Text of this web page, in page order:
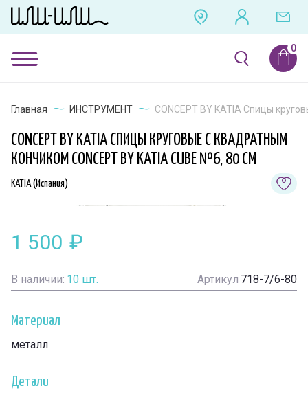
Главная ИНСТРУМЕНТ CONCEPT BY KATIA Спицы
CONCEPT BY KATIA СПИЦЫ КРУГОВЫЕ C КВАДРАТНЫМ
КОНЧИКОМ CONCEPT BY KATIA CUBE №6, 80 СМ
KATIA (Испания)
1 500 ₽
В наличии: 10 шт. Артикул 718-7/6-80
Материал
металл
Детали